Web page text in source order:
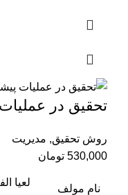
تحقیق در
روش تحقیق, مدیریت
530,000 تومان
نام مولف
لعیا